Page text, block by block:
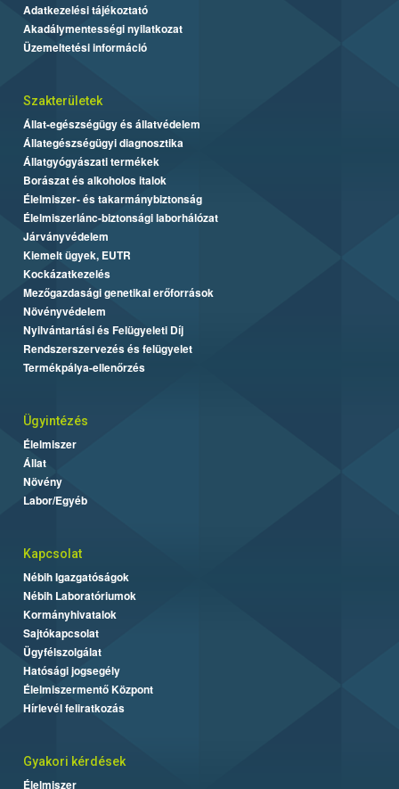
Adatkezelési tájékoztató
Akadálymentességi nyilatkozat
Üzemeltetési információ
Szakterületek
Állat-egészségügy és állatvédelem
Állategészségügyi diagnosztika
Állatgyógyászati termékek
Borászat és alkoholos italok
Élelmiszer- és takarmánybiztonság
Élelmiszerlánc-biztonsági laborhálózat
Járványvédelem
Kiemelt ügyek, EUTR
Kockázatkezelés
Mezőgazdasági genetikai erőforrások
Növényvédelem
Nyilvántartási és Felügyeleti Díj
Rendszerszervezés és felügyelet
Termékpálya-ellenőrzés
Ügyintézés
Élelmiszer
Állat
Növény
Labor/Egyéb
Kapcsolat
Nébih Igazgatóságok
Nébih Laboratóriumok
Kormányhivatalok
Sajtókapcsolat
Ügyfélszolgálat
Hatósági jogsegély
Élelmiszermentő Központ
Hírlevél feliratkozás
Gyakori kérdések
Élelmiszer